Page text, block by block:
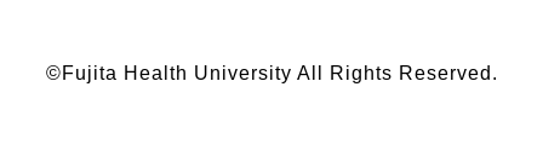
©Fujita Health University All Rights Reserved.